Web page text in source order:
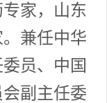
家，山东
兼任中华
员、中国
副主任委